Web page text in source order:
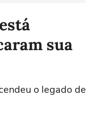
sua
o legado de